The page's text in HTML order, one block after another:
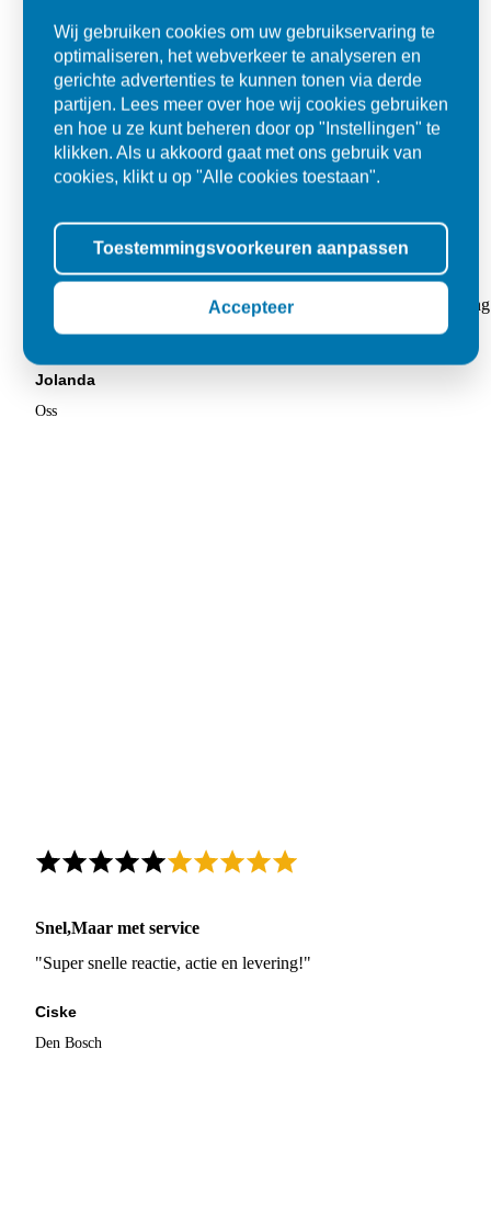
Super
"Goed geholpen bij aankoop en zeer klantvriendelijk. De
tegels voor in de tuin."
Jolanda
Oss
Snel,Maar met service
"Super snelle reactie, actie en levering!"
Ciske
Den Bosch
Wij gebruiken cookies om uw gebruikservaring te
optimaliseren, het webverkeer te analyseren en
gerichte advertenties te kunnen tonen via derde
partijen. Lees meer over hoe wij cookies gebruiken
en hoe u ze kunt beheren door op "Instellingen" te
klikken. Als u akkoord gaat met ons gebruik van
cookies, klikt u op "Alle cookies toestaan".
Toestemmingsvoorkeuren aanpassen
Accepteer